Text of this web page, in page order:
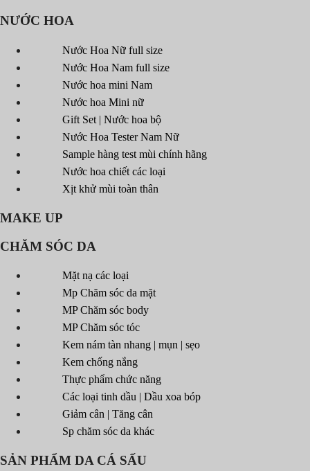
NƯỚC HOA
Nước Hoa Nữ full size
Nước Hoa Nam full size
Nước hoa mini Nam
Nước hoa Mini nữ
Gift Set | Nước hoa bộ
Nước Hoa Tester Nam Nữ
Sample hàng test mùi chính hãng
Nước hoa chiết các loại
Xịt khử mùi toàn thân
MAKE UP
CHĂM SÓC DA
Mặt nạ các loại
Mp Chăm sóc da mặt
MP Chăm sóc body
MP Chăm sóc tóc
Kem nám tàn nhang | mụn | sẹo
Kem chống nắng
Thực phẩm chức năng
Các loại tinh dầu | Dầu xoa bóp
Giảm cân | Tăng cân
Sp chăm sóc da khác
SẢN PHẨM DA CÁ SẤU